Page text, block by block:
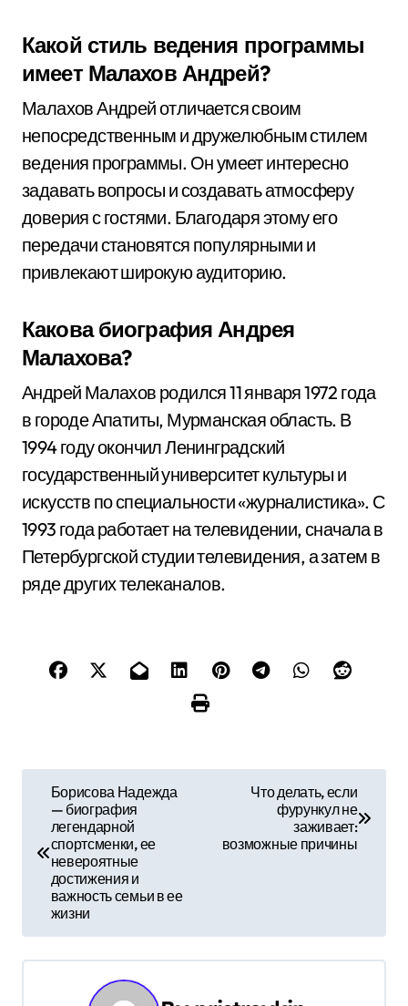
Какой стиль ведения программы
имеет Малахов Андрей?
Малахов Андрей отличается своим
непосредственным и дружелюбным стилем
ведения программы. Он умеет интересно
задавать вопросы и создавать атмосферу
доверия с гостями. Благодаря этому его
передачи становятся популярными и
привлекают широкую аудиторию.
Какова биография Андрея
Малахова?
Андрей Малахов родился 11 января 1972 года
в городе Апатиты, Мурманская область. В
1994 году окончил Ленинградский
государственный университет культуры и
искусств по специальности «журналистика». С
1993 года работает на телевидении, сначала в
Петербургской студии телевидения, а затем в
ряде других телеканалов.
в
г
а
Борисова Надежда
— биография
легендарной
спортсменки, ее
невероятные
достижения и
важность семьи в ее
жизни
Что делать, если
фурункул не
заживает:
возможные причины